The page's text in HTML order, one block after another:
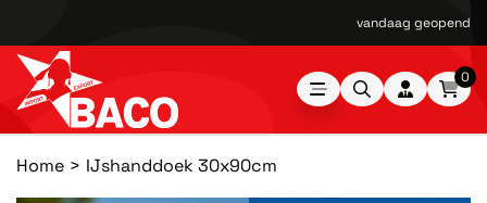
vandaag geopend
0
Home IJshanddoek 30x90cm